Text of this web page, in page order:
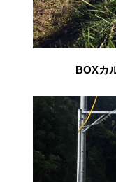
BOXカ